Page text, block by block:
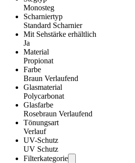
Monosteg
Scharniertyp
Standard Scharnier
Mit Sehstärke erhältlich
Ja
Material
Propionat
Farbe
Braun Verlaufend
Glasmaterial
Polycarbonat
Glasfarbe
Rosebraun Verlaufend
Tönungsart
Verlauf
UV-Schutz
UV Schutz
Filterkategorie